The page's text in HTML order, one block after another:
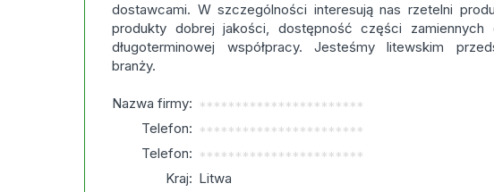
dostawcami. W szczególności interesują nas rzetelni
produkty dobrej jakości, dostępność części zamiennych
długoterminowej współpracy. Jesteśmy litewskim
branży.
Nazwa firmy: ***********************
Telefon: ***********************
Telefon: ***********************
Kraj: Litwa